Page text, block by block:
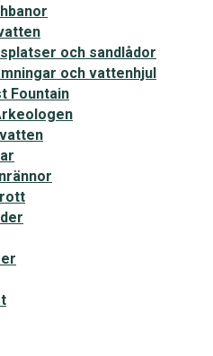
och sandlådor
och vattenhjul
Fountain